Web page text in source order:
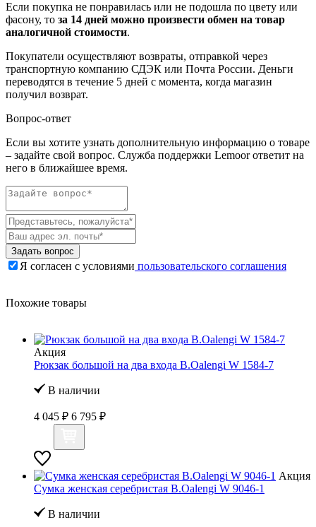
Если покупка не понравилась или не подошла по цвету или
фасону, то за 14 дней можно произвести обмен на товар
аналогичной стоимости.
Покупатели осуществляют возвраты, отправкой через
транспортную компанию СДЭК или Почта России. Деньги
переводятся в течение 5 дней с момента, когда магазин
получил возврат.
Вопрос-ответ
Если вы хотите узнать дополнительную информацию о товаре
– задайте свой вопрос. Служба поддержки Lemoor ответит на
него в ближайшее время.
Задать вопрос
Я согласен с условиями пользовательского соглашения
Похожие товары
Акция
Рюкзак большой на два входа B.Oalengi W 1584-7
В наличии
4 045 ₽ 6 795 ₽
Акция
Сумка женская серебристая B.Oalengi W 9046-1
В наличии